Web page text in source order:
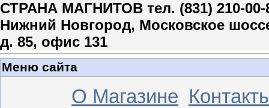
СТРАНА МАГНИТОВ тел. (831) 210-00-
Нижний Новгород, Московское
д. 85, офис 131
Меню сайта
О Магазине